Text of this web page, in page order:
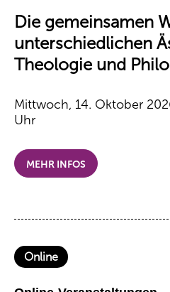
Die gemeinsamen
unterschiedlichen
Theologie und
Mittwoch, 14. Oktober
Uhr
MEHR INFOS
Online